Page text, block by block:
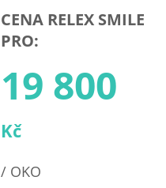
CENA RELEX SMILE
PRO:
19 800
Kč
/ OKO